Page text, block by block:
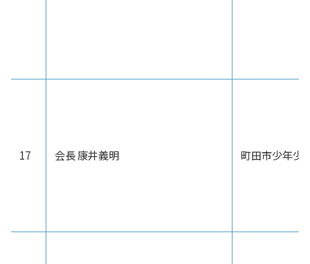
17 会長 康井義明 町田市少年少